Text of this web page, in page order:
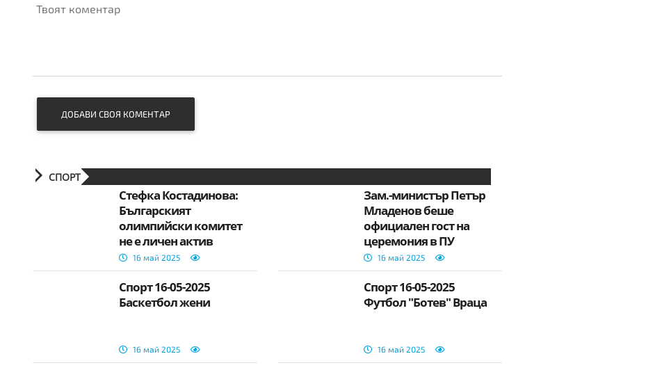
Твоят коментар
ДОБАВИ СВОЯ КОМЕНТАР
СПОРТ
Стефка Костадинова:
Българският
олимпийски комитет
не е личен актив
16 май 2025
Зам.-министър Петър
Младенов беше
официален гост на
церемония в ПУ
"Паисий Хилендарски"
16 май 2025
Спорт 16-05-2025
Баскетбол жени
16 май 2025
Спорт 16-05-2025
Футбол "Ботев" Враца
16 май 2025